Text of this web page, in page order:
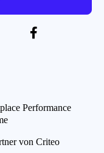
Performance
von Criteo